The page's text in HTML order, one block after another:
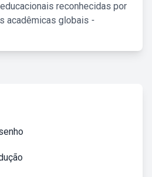
reconhecidas por
acadêmicas globais -